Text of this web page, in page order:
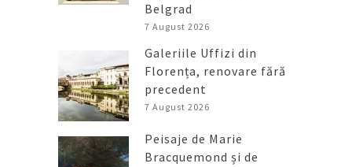
Belgrad
7 August 2026
Galeriile Uffizi din
Florența, renovare fără
precedent
7 August 2026
Peisaje de Marie
Bracquemond și de